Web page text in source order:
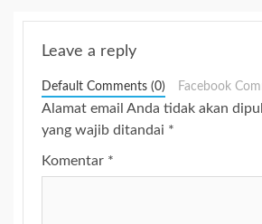
Leave a reply
Default Comments (0) Facebook
Alamat email Anda tidak akan
yang wajib ditandai *
Komentar *